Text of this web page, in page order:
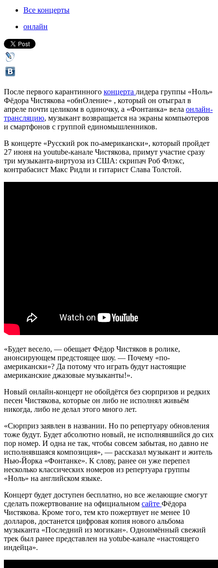
Все концерты
онлайн
После первого карантинного концерта лидера группы «Ноль»
Фёдора Чистякова «обнОление» , который он отыграл в
апреле почти целиком в одиночку, а «Фонтанка» вела онлайн-
трансляцию, музыкант возвращается на экраны компьютеров
и смартфонов с группой единомышленников.
В концерте «Русский рок по-американски», который пройдет
27 июня на youtube-канале Чистякова, примут участие сразу
три музыканта-виртуоза из США: скрипач Роб Флэкс,
контрабасист Макс Ридли и гитарист Слава Толстой.
«Будет весело, — обещает Фёдор Чистяков в ролике,
анонсирующем предстоящее шоу. — Почему «по-
американски»? Да потому что играть будут настоящие
американские джазовые музыканты!».
Новый онлайн-концерт не обойдётся без сюрпризов и редких
песен Чистякова, которые он либо не исполнял живьём
никогда, либо не делал этого много лет.
«Сюрприз заявлен в названии. Но по репертуару обновления
тоже будут. Будет абсолютно новый, не исполнявшийся до сих
пор номер. И одна не так, чтобы совсем забытая, но давно не
исполнявшаяся композиция», — рассказал музыкант и житель
Нью-Йорка «Фонтанке». К слову, ранее он уже перепел
несколько классических номеров из репертуара группы
«Ноль» на английском языке.
Концерт будет доступен бесплатно, но все желающие смогут
сделать пожертвование на официальном сайте Фёдора
Чистякова. Кроме того, тем кто пожертвует не менее 10
долларов, достанется цифровая копия нового альбома
музыканта «Последний из могикан». Одноимённый свежий
трек был ранее представлен на yotube-канале «настоящего
индейца».